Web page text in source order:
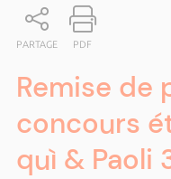
PARTAGE PDF
Remise de
concours
quì & Paoli